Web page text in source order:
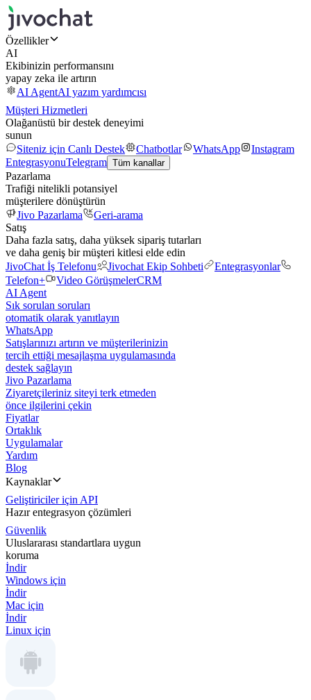
Özellikler
AI
Ekibinizin performansını
yapay zeka ile artırın
AI AgentAI yazım yardımcısı
Müşteri Hizmetleri
Olağanüstü bir destek deneyimi
sunun
Siteniz için Canlı Destek
Chatbotlar WhatsApp
Instagram
EntegrasyonuTelegram Tüm kanallar
Pazarlama
Trafiği nitelikli potansiyel
müşterilere dönüştürün
Jivo Pazarlama
Geri-arama
Satış
Daha fazla satış, daha yüksek sipariş tutarları
ve daha geniş bir müşteri kitlesi elde edin
JivoChat İş Telefonu
Jivochat Ekip Sohbeti
Entegrasyonlar
Telefon+
Video GörüşmelerCRM
AI Agent
Sık sorulan soruları
otomatik olarak yanıtlayın
WhatsApp
Satışlarınızı artırın ve müşterilerinizin
tercih ettiği mesajlaşma uygulamasında
destek sağlayın
Jivo Pazarlama
Ziyaretçileriniz siteyi terk etmeden
önce ilgilerini çekin
Fiyatlar
Ortaklık
Uygulamalar
Yardım
Blog
Kaynaklar
Geliştiriciler için API
Hazır entegrasyon çözümleri
Güvenlik
Uluslararası standartlara uygun
koruma
İndir
Windows için
İndir
Mac için
İndir
Linux için